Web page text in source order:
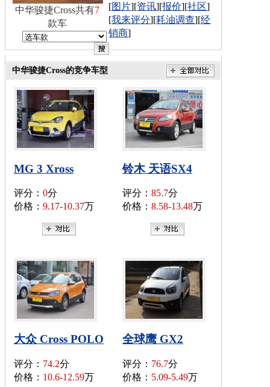
[图片][资讯][报价][社区]
[我来评分][耗油调查][经
销商]
中华骏捷Cross共有7
款车
中华骏捷Cross的竞争车型
MG 3 Xross
评分： 0分
价格： 9.17-10.37万
铃木 天语SX4
评分： 85.7分
价格： 8.58-13.48万
大众 Cross POLO
评分： 74.2分
价格： 10.6-12.59万
全球鹰 GX2
评分： 76.7分
价格： 5.09-5.49万